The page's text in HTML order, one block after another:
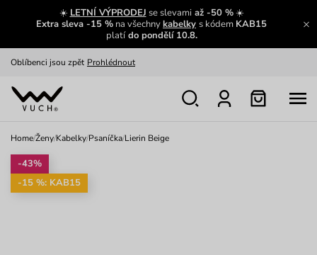
☀️ LETNÍ VÝPRODEJ se slevamiaž -50 %☀️
Extra sleva -15 % na všechnykabelky s kódem KAB15
platído pondělí 10.8.
Zajímavosti ze světa Vuch:
Zobrazit
Oblíbenci jsou zpět Prohlédnout
Nech se inspirovat
Home/Ženy/Kabelky/Psaníčka/Lierin Beige
-43%
-15 %: KAB15